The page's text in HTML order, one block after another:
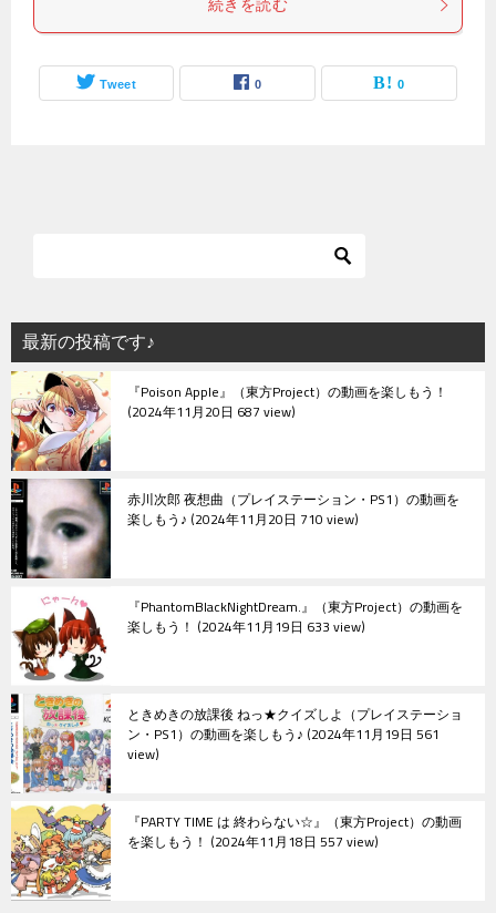
続きを読む
Tweet 0 0
最新の投稿です♪
『Poison Apple』（東方Project）の動画を楽しもう！
2024年11月20日 687 view
赤川次郎 夜想曲（プレイステーション・PS1）の動画を
楽しもう♪ 2024年11月20日 710 view
『PhantomBlackNightDream.』（東方Project）の動画を
楽しもう！ 2024年11月19日 633 view
ときめきの放課後 ねっ★クイズしよ（プレイステーショ
ン・PS1）の動画を楽しもう♪ 2024年11月19日 561
view
『PARTY TIME は 終わらない☆』（東方Project）の動画
を楽しもう！ 2024年11月18日 557 view